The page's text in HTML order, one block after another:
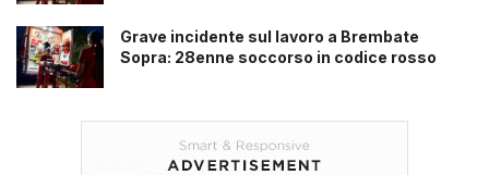
Grave incidente sul lavoro a Brembate
Sopra: 28enne soccorso in codice rosso